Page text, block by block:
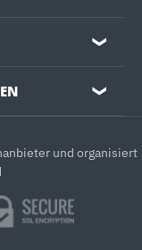
❯
❯
und organisiert